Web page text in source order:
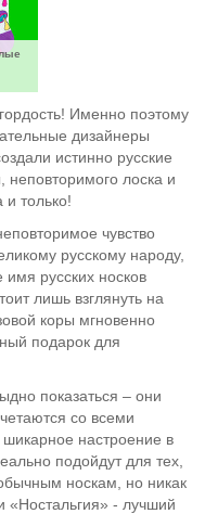
Именно поэтому
дизайнеры
истинно русские
неповторимого лоска и
и только!
чувство
русскому народу,
русских носков
лишь взглянуть на
коры мгновенно
подарок для
показаться – они
со всеми
настроение в
подойдут для тех,
носкам, но никак
«Ностальгия» - лучший